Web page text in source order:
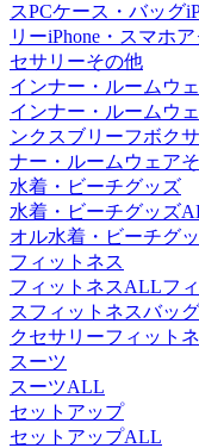
スPCケース・バッグ
リーiPhone・スマホ
セサリーその他
インナー・ルームウ
インナー・ルームウ
ンクスブリーフボク
ナー・ルームウェア
水着・ビーチグッズ
水着・ビーチグッズ
オル水着・ビーチグ
フィットネス
フィットネスALLフ
スフィットネスバッグ
クセサリーフィット
スーツ
スーツALL
セットアップ
セットアップALL